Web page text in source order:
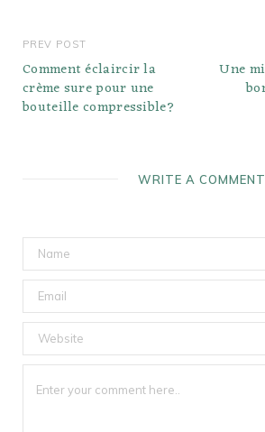
PREV POST
Comment éclaircir la
crème sure pour une
bouteille compressible?
Une
WRITE A COMMENT